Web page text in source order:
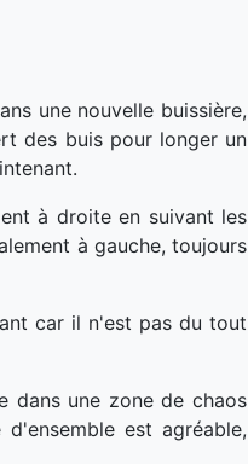
une nouvelle buissière,
des buis pour longer un
à droite en suivant les
à gauche, toujours
car il n'est pas du tout
dans une zone de chaos
est agréable,